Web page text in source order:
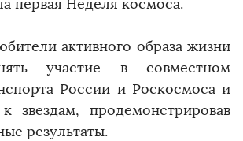
первая Неделя космоса.
активного образа жизни
участие в совместном
России и Роскосмоса и
звездам, продемонстрировав
результаты.